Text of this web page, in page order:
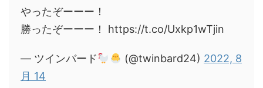
やったぞーーー！
勝ったぞーーー！ https://t.co/Uxkp1wTjin
— ツインバード (@twinbard24) 2022, 8
月 14